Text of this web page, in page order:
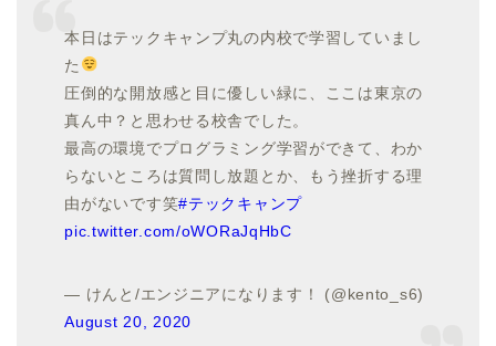
本日はテックキャンプ丸の内校で学習していまし
た
圧倒的な開放感と目に優しい緑に、ここは東京の
真ん中？と思わせる校舎でした。
最高の環境でプログラミング学習ができて、わか
らないところは質問し放題とか、もう挫折する理
由がないです笑#テックキャンプ
pic.twitter.com/oWORaJqHbC
— けんと/エンジニアになります！ (@kento_s6)
August 20, 2020